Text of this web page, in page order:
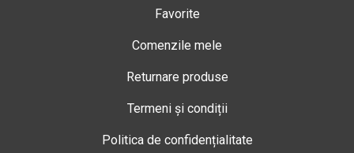
Favorite
Comenzile mele
Returnare produse
Termeni și condiții
Politica de confidențialitate